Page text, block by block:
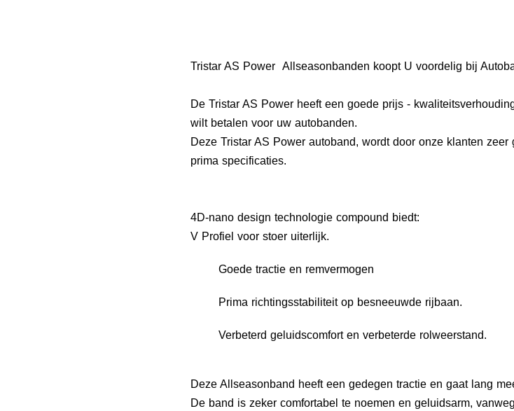
Tristar AS Power Allseasonbanden koopt U voordelig bij
De Tristar AS Power heeft een goede prijs -
wilt betalen voor uw autobanden.
Deze Tristar AS Power autoband, wordt door onze klanten
prima specificaties.
4D-nano design technologie compound biedt:
V Profiel voor stoer uiterlijk.
Goede tractie en remvermogen
Prima richtingsstabiliteit op besneeuwde rijbaan.
Verbeterd geluidscomfort en verbeterde rolweerstand.
Deze Allseasonband heeft een gedegen tractie en gaat lang
De band is zeker comfortabel te noemen en geluidsarm,